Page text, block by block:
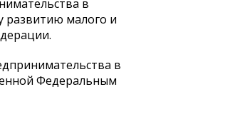
в
развитию малого и
в
Федеральным